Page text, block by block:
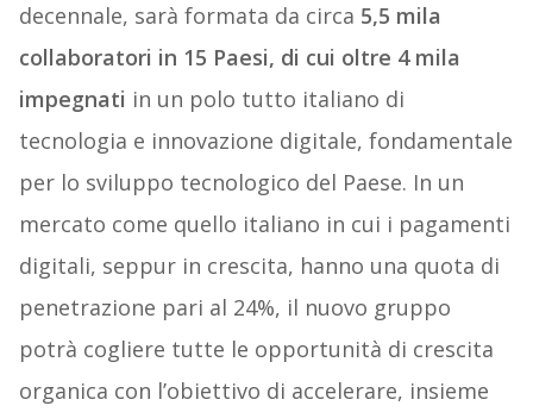
decennale, sarà formata da circa 5,5 mila
collaboratori in 15 Paesi, di cui oltre 4 mila
impegnati in un polo tutto italiano di
tecnologia e innovazione digitale, fondamentale
per lo sviluppo tecnologico del Paese. In un
mercato come quello italiano in cui i pagamenti
digitali, seppur in crescita, hanno una quota di
penetrazione pari al 24%, il nuovo gruppo
potrà cogliere tutte le opportunità di crescita
organica con l’obiettivo di accelerare, insieme